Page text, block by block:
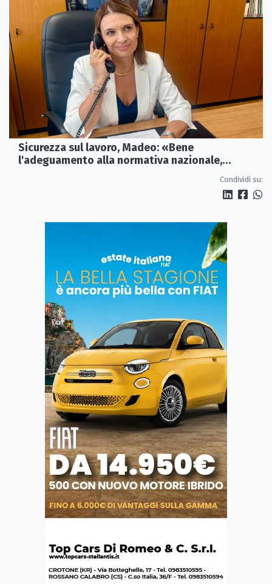
Sicurezza sul lavoro, Madeo: «Bene
l'adeguamento alla normativa nazionale,
Condividi su: